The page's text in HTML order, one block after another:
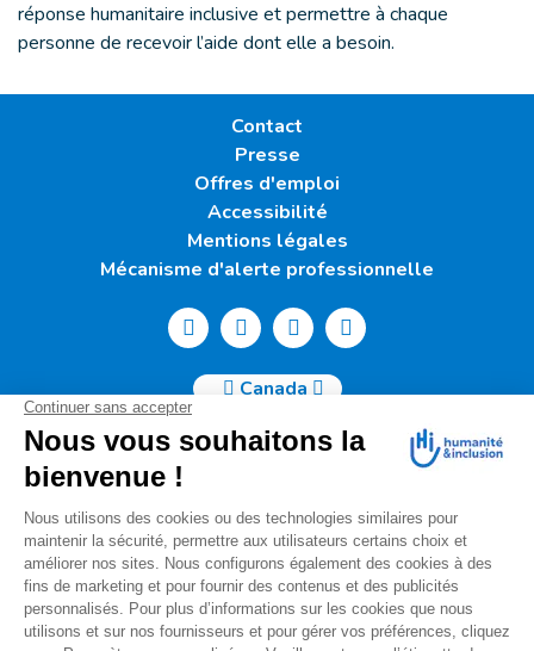
réponse humanitaire inclusive et permettre à chaque
personne de recevoir l’aide dont elle a besoin.
Contact
Presse
Offres d'emploi
Accessibilité
Mentions légales
Mécanisme d'alerte professionnelle
Canada
Humanité & Inclusion Canada | 50, Sainte-Catherine Ouest -
Suite 500b | H2X 3V4 Montréal
info@canada.hi.org
Tél. : (514) 908-2813